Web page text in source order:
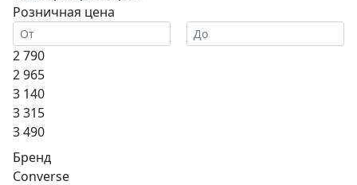
Розничная цена
2 790
2 965
3 140
3 315
3 490
Бренд
Converse